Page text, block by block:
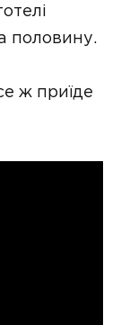
половину.
ж приїде